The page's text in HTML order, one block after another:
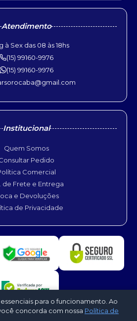
Atendimento
à Sex das 08 às 18hs
(15) 99160-9976
(15) 99160-9976
Institucional
Quem Somos
Pedido
Comercial
de Frete e Entrega
e Devoluções
de Privacidade
para o funcionamento. Ao
concorda com nossa Política de